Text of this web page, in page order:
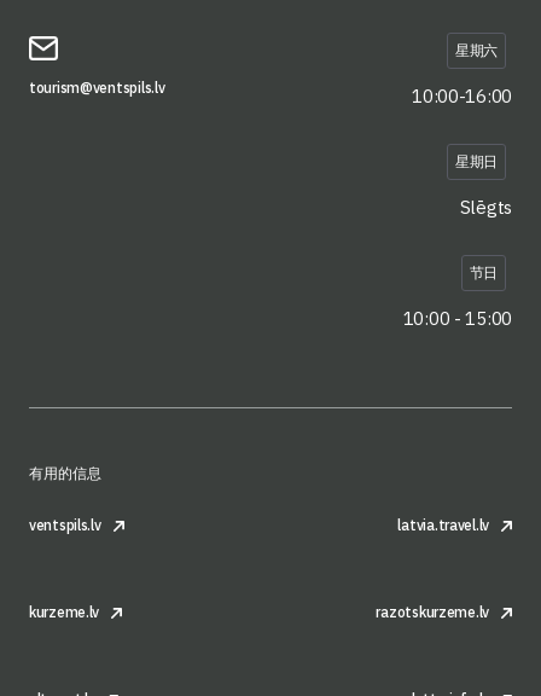
tourism@ventspils.lv
星期六
10:00-16:00
星期日
Slēgts
节日
10:00 - 15:00
有用的信息
ventspils.lv latvia.travel.lv
kurzeme.lv razotskurzeme.lv